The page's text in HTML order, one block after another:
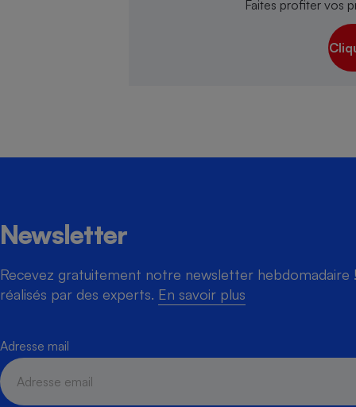
Faites profiter vos
Newsletter
Recevez gratuitement notre newsletter hebdomadaire
réalisés par des experts. En savoir plus
Adresse mail
Cafetière à